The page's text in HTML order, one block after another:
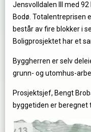
Jensvolldalen III med
Bodø. Totalentreprisen
består av fire blokker i
Boligprosjektet har et
Byggherren er selv
grunn- og utomhus-
Prosjektsjef, Bengt
byggetiden er beregnet